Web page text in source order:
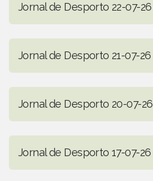
Jornal de Desporto 22-07-26
Jornal de Desporto 21-07-26
Jornal de Desporto 20-07-26
Jornal de Desporto 17-07-26